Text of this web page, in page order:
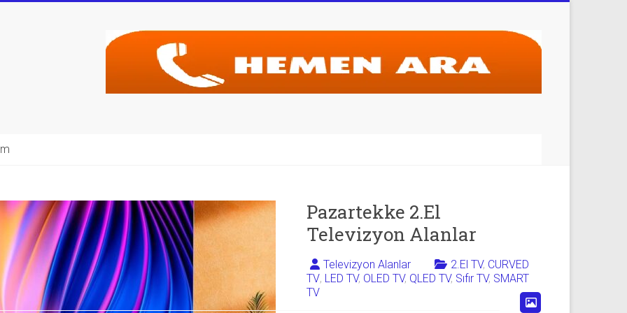
Pazartekke 2.El
Televizyon Alanlar
Televizyon Alanlar 2.El TV, CURVED
TV, LED TV, OLED TV, QLED TV, Sıfır TV, SMART
TV